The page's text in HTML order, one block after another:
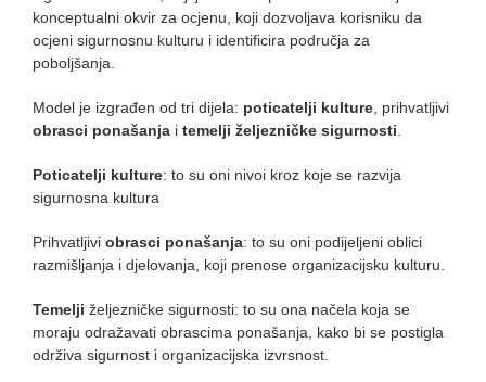
konceptualni okvir za ocjenu, koji dozvoljava korisniku da
ocjeni sigurnosnu kulturu i identificira područja za
poboljšanja.
Model je izgrađen od tri dijela: poticatelji kulture, prihvatljivi
obrasci ponašanja i temelji željezničke sigurnosti.
Poticatelji kulture: to su oni nivoi kroz koje se razvija
sigurnosna kultura
Prihvatljivi obrasci ponašanja: to su oni podijeljeni oblici
razmišljanja i djelovanja, koji prenose organizacijsku kulturu.
Temelji željezničke sigurnosti: to su ona načela koja se
moraju odražavati obrascima ponašanja, kako bi se postigla
održiva sigurnost i organizacijska izvrsnost.